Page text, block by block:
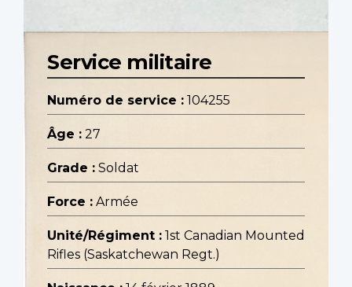
Service militaire
Numéro de service : 104255
Âge : 27
Grade : Soldat
Force : Armée
Unité/Régiment : 1st Canadian Mounted
Rifles (Saskatchewan Regt.)